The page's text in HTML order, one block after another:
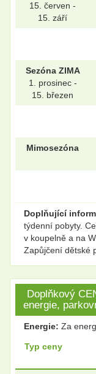
15. červen -
15. září
Sezóna ZIMA
1. prosinec -
15. březen
Mimosezóna
Doplňující
týdenní pobyty.
v koupelně a na
Zapůjčení dětské
Doplňkový
energie,
Energie: Za
Typ ceny